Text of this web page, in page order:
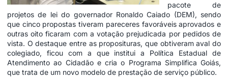
pacote de
projetos de lei do governador Ronaldo Caiado (DEM), sendo
que cinco propostas tiveram pareceres favoráveis aprovados e
outras oito ficaram com a votação prejudicada por pedidos de
vista. O destaque entre as proposituras, que obtiveram aval do
colegiado, ficou com a que institui a Política Estadual de
Atendimento ao Cidadão e cria o Programa Simplifica Goiás,
que trata de um novo modelo de prestação de serviço público.